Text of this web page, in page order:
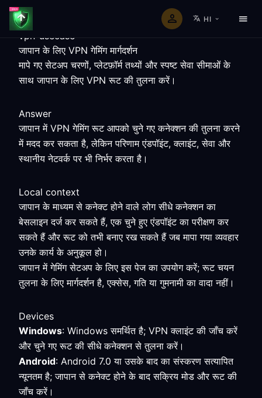
HI
vpn-usecase
जापान के लिए VPN गेमिंग मार्गदर्शन
मापे गए सेटअप चरणों, प्लेटफ़ॉर्म तथ्यों और स्पष्ट सेवा सीमाओं के
साथ जापान के लिए VPN रूट की तुलना करें।
Answer
जापान में VPN गेमिंग रूट आपको चुने गए कनेक्शन की तुलना करने
में मदद कर सकता है, लेकिन परिणाम एंडपॉइंट, क्लाइंट, सेवा और
स्थानीय नेटवर्क पर भी निर्भर करता है।
Local context
जापान के माध्यम से कनेक्ट होने वाले लोग सीधे कनेक्शन का
बेसलाइन दर्ज कर सकते हैं, एक चुने हुए एंडपॉइंट का परीक्षण कर
सकते हैं और रूट को तभी बनाए रख सकते हैं जब मापा गया व्यवहार
उनके कार्य के अनुकूल हो।
जापान में गेमिंग सेटअप के लिए इस पेज का उपयोग करें; रूट चयन
तुलना के लिए मार्गदर्शन है, एक्सेस, गति या गुमनामी का वादा नहीं।
Devices
Windows: Windows समर्थित है; VPN क्लाइंट की जाँच करें
और चुने गए रूट की सीधे कनेक्शन से तुलना करें।
Android: Android 7.0 या उसके बाद का संस्करण सत्यापित
न्यूनतम है; जापान से कनेक्ट होने के बाद सक्रिय मोड और रूट की
जाँच करें।